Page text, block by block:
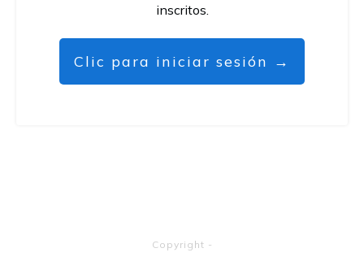
inscritos.
Clic para iniciar sesión →
Copyright -